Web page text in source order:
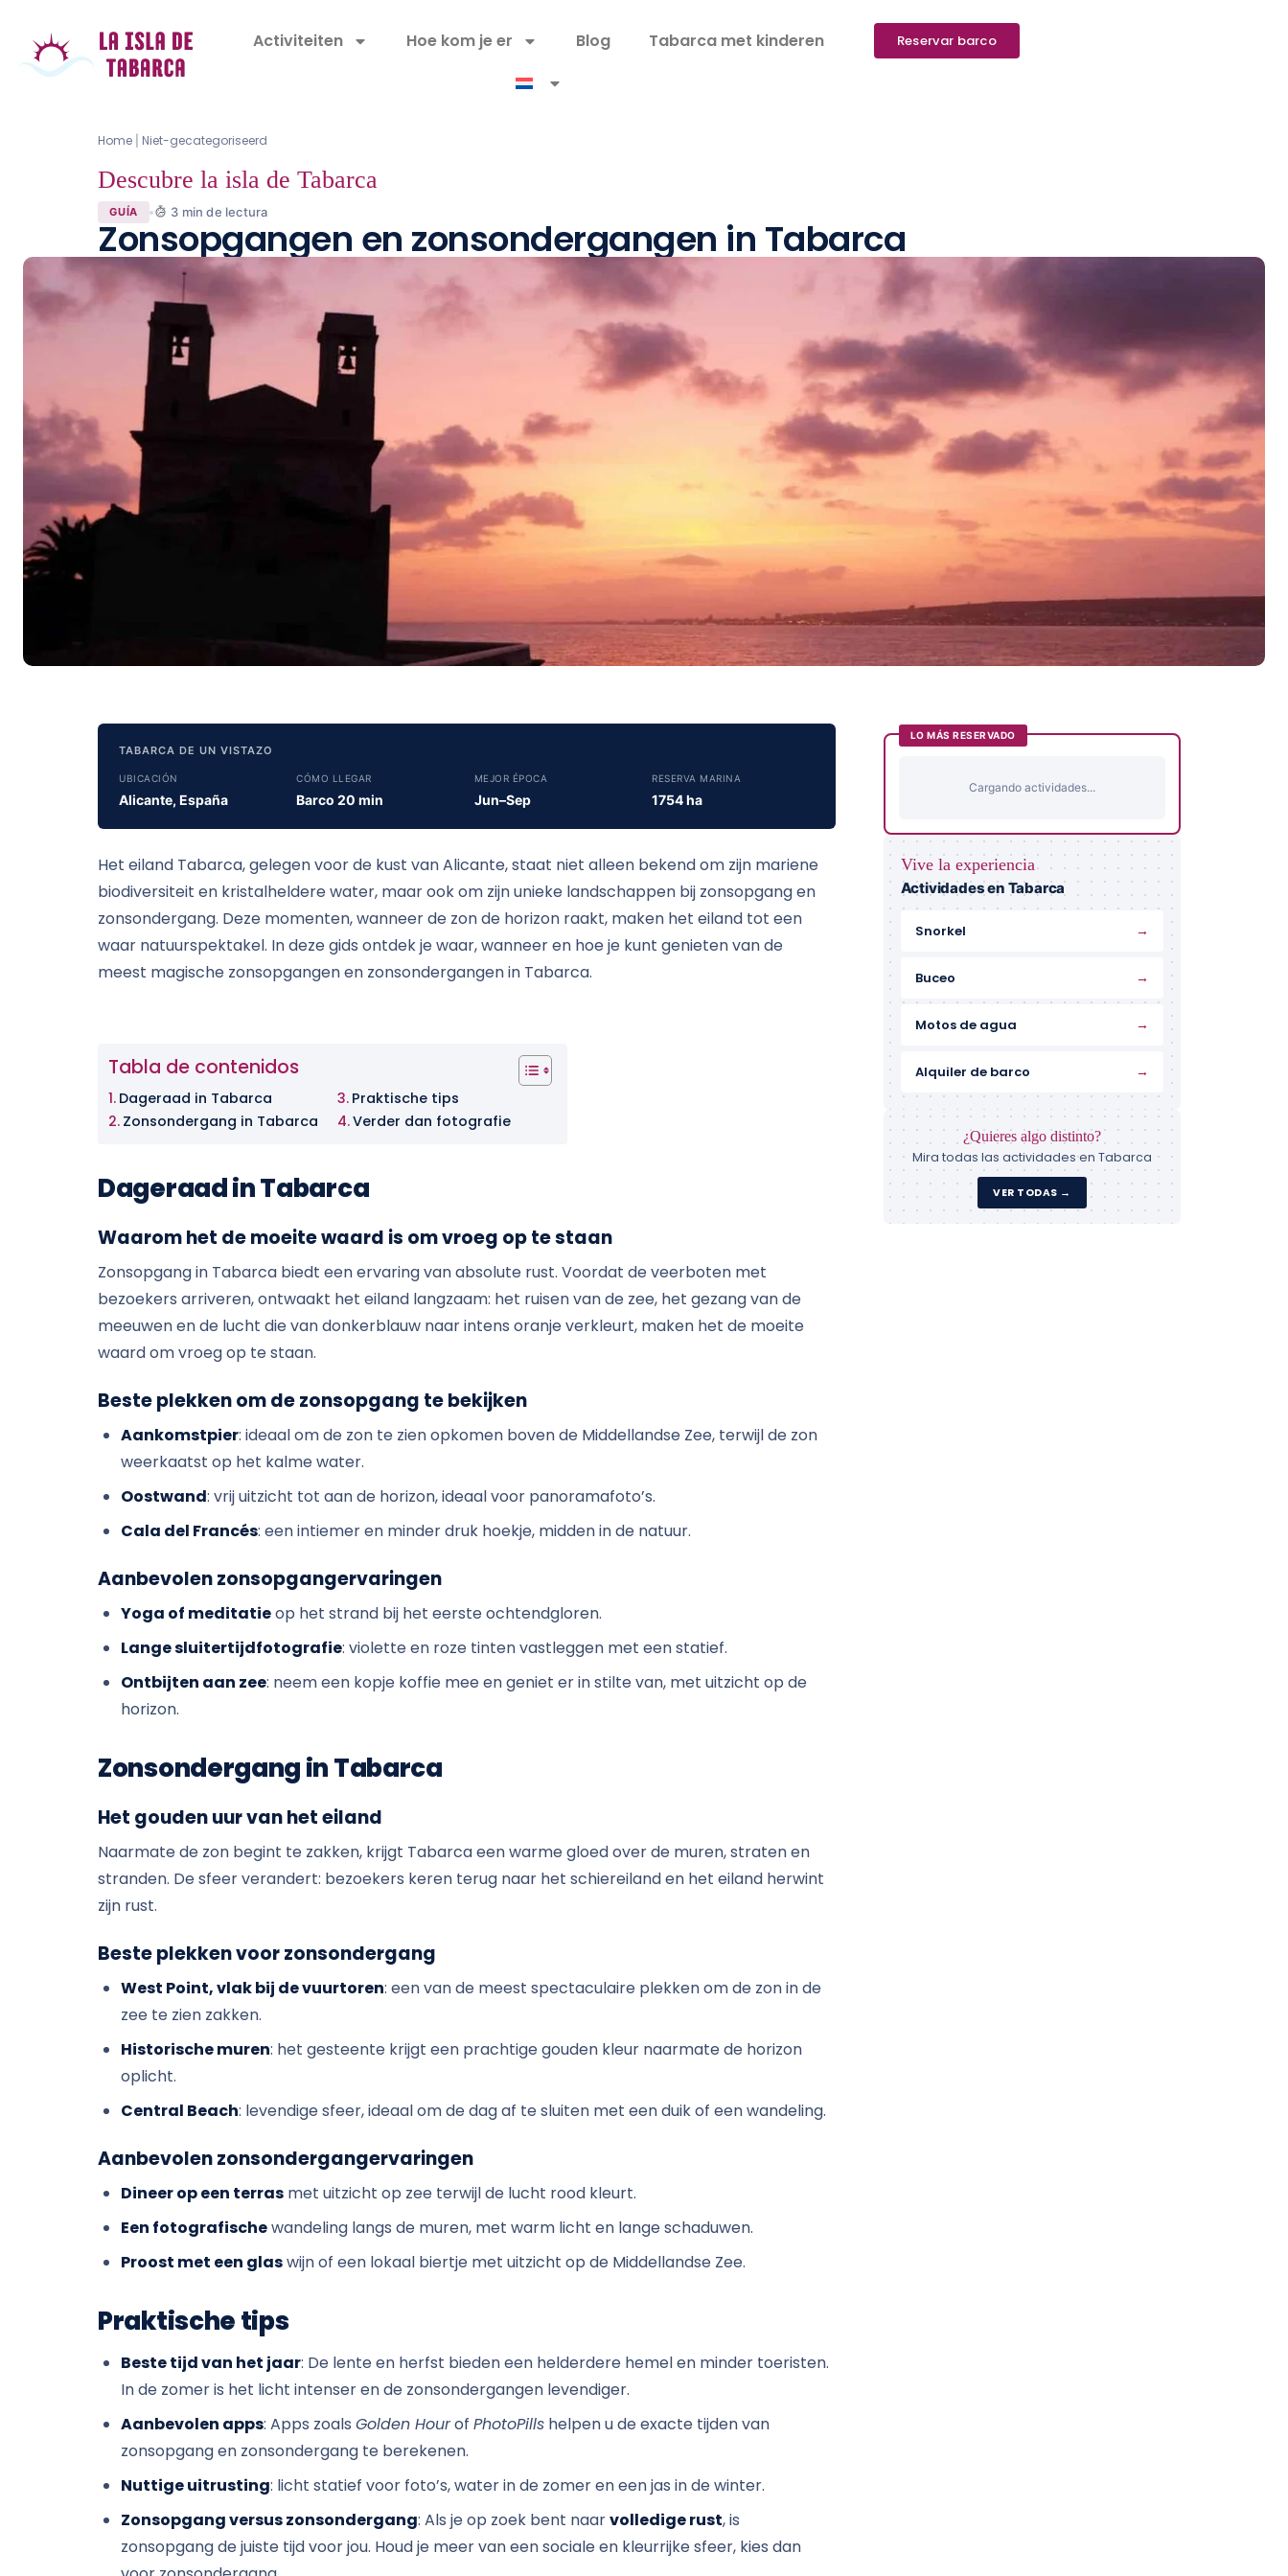
Activiteiten Hoe kom je er Blog Tabarca met kinderen Reservar barco
Home Niet-gecategoriseerd
Descubre la isla de Tabarca
GUÍA 3 min de lectura
Zonsopgangen en zonsondergangen in Tabarca
TABARCA DE UN VISTAZO
UBICACIÓN
Alicante, España
CÓMO LLEGAR
Barco 20 min
MEJOR ÉPOCA
Jun–Sep
RESERVA MARINA
1754 ha
Het eiland Tabarca, gelegen voor de kust van Alicante, staat niet alleen bekend om zijn mariene
biodiversiteit en kristalheldere water, maar ook om zijn unieke landschappen bij zonsopgang en
zonsondergang. Deze momenten, wanneer de zon de horizon raakt, maken het eiland tot een
waar natuurspektakel. In deze gids ontdek je waar, wanneer en hoe je kunt genieten van de
meest magische zonsopgangen en zonsondergangen in Tabarca.
Tabla de contenidos
Dageraad in Tabarca
Zonsondergang in Tabarca
Praktische tips
Verder dan fotografie
Dageraad in Tabarca
Waarom het de moeite waard is om vroeg op te staan
Zonsopgang in Tabarca biedt een ervaring van absolute rust. Voordat de veerboten met
bezoekers arriveren, ontwaakt het eiland langzaam: het ruisen van de zee, het gezang van de
meeuwen en de lucht die van donkerblauw naar intens oranje verkleurt, maken het de moeite
waard om vroeg op te staan.
Beste plekken om de zonsopgang te bekijken
Aankomstpier: ideaal om de zon te zien opkomen boven de Middellandse Zee, terwijl de zon
weerkaatst op het kalme water.
Oostwand: vrij uitzicht tot aan de horizon, ideaal voor panoramafoto’s.
Cala del Francés: een intiemer en minder druk hoekje, midden in de natuur.
Aanbevolen zonsopgangervaringen
Yoga of meditatieop het strand bij het eerste ochtendgloren.
Lange sluitertijdfotografie: violette en roze tinten vastleggen met een statief.
Ontbijten aan zee: neem een ​​kopje koffie mee en geniet er in stilte van, met uitzicht op de
horizon.
Zonsondergang in Tabarca
Het gouden uur van het eiland
Naarmate de zon begint te zakken, krijgt Tabarca een warme gloed over de muren, straten en
stranden. De sfeer verandert: bezoekers keren terug naar het schiereiland en het eiland herwint
zijn rust.
Beste plekken voor zonsondergang
West Point, vlak bij de vuurtoren: een van de meest spectaculaire plekken om de zon in de
zee te zien zakken.
Historische muren: het gesteente krijgt een prachtige gouden kleur naarmate de horizon
oplicht.
Central Beach: levendige sfeer, ideaal om de dag af te sluiten met een duik of een wandeling.
Aanbevolen zonsondergangervaringen
Dineer op een terras met uitzicht op zee terwijl de lucht rood kleurt.
Een fotografischewandeling langs de muren, met warm licht en lange schaduwen.
Proost met een glaswijn of een lokaal biertje met uitzicht op de Middellandse Zee.
Praktische tips
Beste tijd van het jaar: De lente en herfst bieden een helderdere hemel en minder toeristen.
In de zomer is het licht intenser en de zonsondergangen levendiger.
Aanbevolen apps: Apps zoals Golden Hourof PhotoPills helpen u de exacte tijden van
zonsopgang en zonsondergang te berekenen.
Nuttige uitrusting: licht statief voor foto’s, water in de zomer en een jas in de winter.
Zonsopgang versus zonsondergang: Als je op zoek bent naarvolledige rust, is
zonsopgang de juiste tijd voor jou. Houd je meer van een sociale en kleurrijke sfeer, kies dan
LO MÁS RESERVADO
Cargando actividades...
Vive la experiencia
Actividades en Tabarca
Snorkel →
Buceo →
Motos de agua →
Alquiler de barco →
¿Quieres algo distinto?
Mira todas las actividades en Tabarca
VER TODAS →